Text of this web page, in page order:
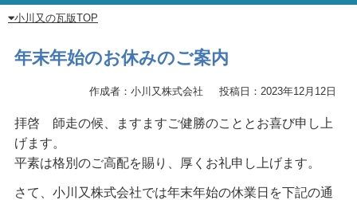
小川又の瓦版TOP
年末年始のお休みのご案内
作成者：小川又株式会社 投稿日：2023年12月12日
拝啓 師走の候、ますますご健勝のこととお喜び申し上
げます。
平素は格別のご高配を賜り、厚くお礼申し上げます。
さて、小川又株式会社では年末年始の休業日を下記の通